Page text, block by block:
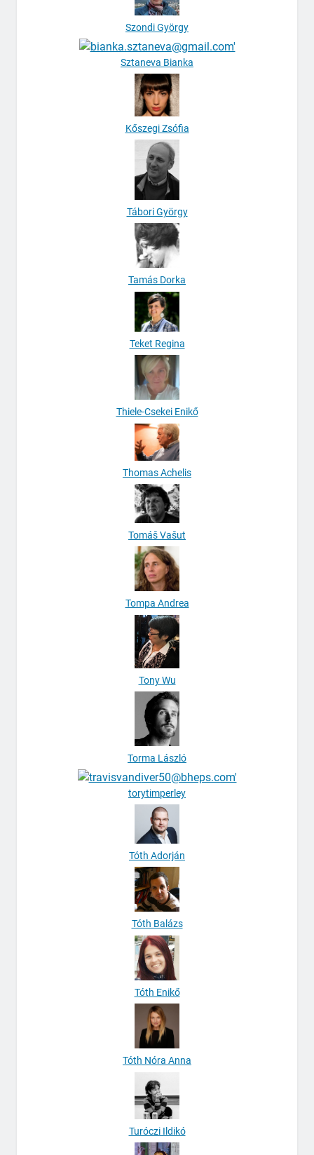
Szondi György
Sztaneva Bianka
Kőszegi Zsófia
Tábori György
Tamás Dorka
Teket Regina
Thiele-Csekei Enikő
Thomas Achelis
Tomáš Vašut
Tompa Andrea
Tony Wu
Torma László
torytimperley
Tóth Adorján
Tóth Balázs
Tóth Enikő
Tóth Nóra Anna
Turóczi Ildikó